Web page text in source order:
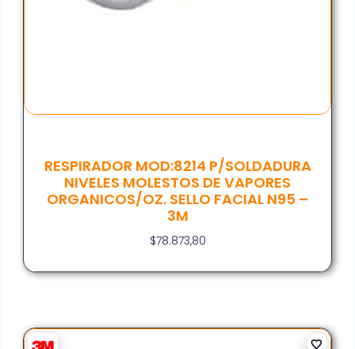
RESPIRADOR MOD:8214 P/SOLDADURA
NIVELES MOLESTOS DE VAPORES
ORGANICOS/OZ. SELLO FACIAL N95 –
3M
$78.873,80